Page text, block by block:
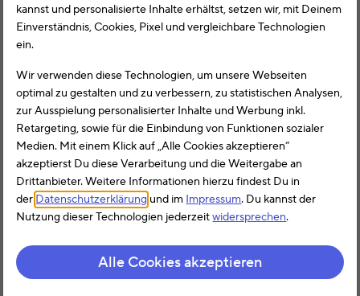
kannst und personalisierte Inhalte erhältst, setzen wir, mit Deinem
Einverständnis, Cookies, Pixel und vergleichbare Technologien
ein.
Wir verwenden diese Technologien, um unsere Webseiten
optimal zu gestalten und zu verbessern, zu statistischen Analysen,
zur Ausspielung personalisierter Inhalte und Werbung inkl.
Retargeting, sowie für die Einbindung von Funktionen sozialer
Medien. Mit einem Klick auf „Alle Cookies akzeptieren“
akzeptierst Du diese Verarbeitung und die Weitergabe an
Drittanbieter. Weitere Informationen hierzu findest Du in
der Datenschutzerklärung und im Impressum. Du kannst der
Nutzung dieser Technologien jederzeitwidersprechen.
Alle Cookies akzeptieren
Die Zahlungen von Arbeitslosengeld sind nicht als
Einkünfte zu versteuern aber fallen unter den
Progressionsvorbehalt.
Weiterlesen
Krankengeld